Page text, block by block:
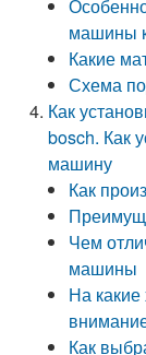
машины к
Какие
Схема
Как
bosch. Как
машину
Как
Чем
машины
На какие
Как